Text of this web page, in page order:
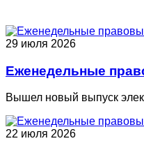
29 июля 2026
Еженедельные
Вышел новый выпуск
22 июля 2026